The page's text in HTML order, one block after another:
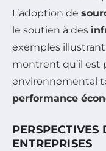
L’adoption de
le soutien à des
exemples
montrent qu’il est
environnemental
performance
PERSPECTIVES
ENTREPRISES